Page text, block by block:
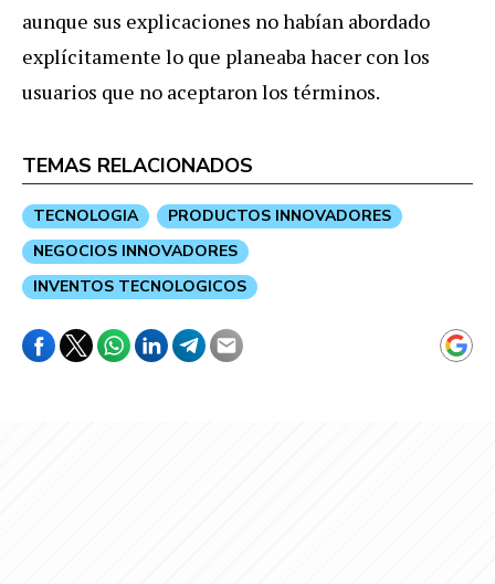
aunque sus explicaciones no habían abordado
explícitamente lo que planeaba hacer con los
usuarios que no aceptaron los términos.
TEMAS RELACIONADOS
TECNOLOGIA
PRODUCTOS INNOVADORES
NEGOCIOS INNOVADORES
INVENTOS TECNOLOGICOS